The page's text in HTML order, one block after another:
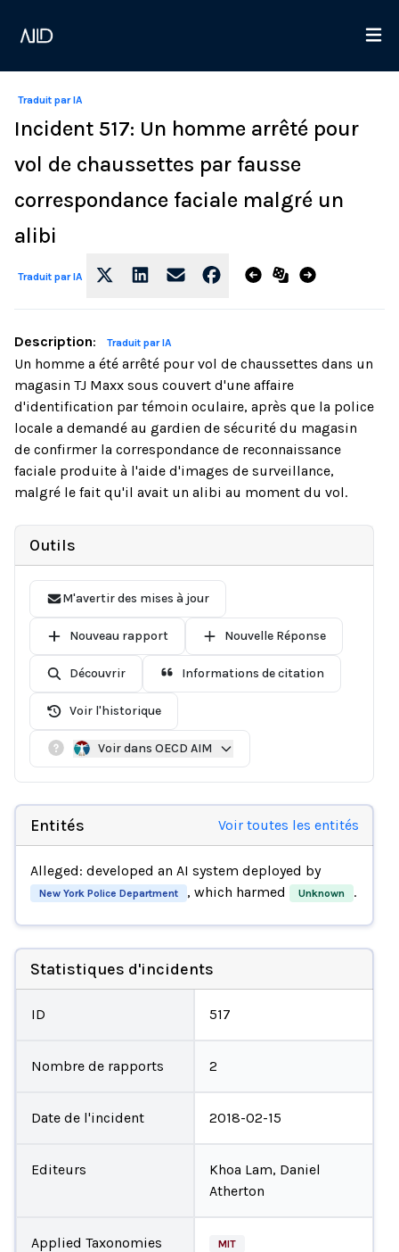
Traduit par IA
Incident 517: Un homme arrêté pour
vol de chaussettes par fausse
correspondance faciale malgré un
alibi
Traduit par IA
Description: Traduit par IA
Un homme a été arrêté pour vol de chaussettes dans un
magasin TJ Maxx sous couvert d'une affaire
d'identification par témoin oculaire, après que la police
locale a demandé au gardien de sécurité du magasin
de confirmer la correspondance de reconnaissance
faciale produite à l'aide d'images de surveillance,
malgré le fait qu'il avait un alibi au moment du vol.
Outils
M'avertir des mises à jour
Nouveau rapport Nouvelle Réponse
Découvrir Informations de citation
Voir l'historique
Voir dans OECD AIM
Entités Voir toutes les entités
Alleged: developed an AI system deployed by
New York Police Department , which harmed Unknown .
Statistiques d'incidents
ID 517
Nombre de rapports 2
Date de l'incident 2018-02-15
Editeurs
Khoa Lam, Daniel
Atherton
Applied Taxonomies MIT